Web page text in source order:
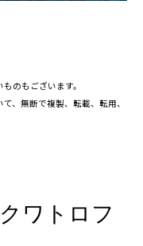
のもございます。
、無断で複製、転載、転用、
ワトロフ